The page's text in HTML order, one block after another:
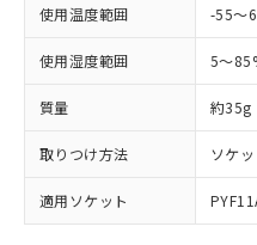
使用温度範囲 -55～
使用湿度範囲 5～
質量 約35g
取りつけ方法 ソケッ
適用ソケット
あります。
お客様が当
登録された部
および当社
品・サービス
引・商談に
をご了承くだ
※当社の共同
の共同利用に
用者の範囲」
※3 非含有証明
下記の非含有証明
とができます。
EU RoHS指令（
51物質の非含有証
※本証明書は発行日
い合わせください。
合意する